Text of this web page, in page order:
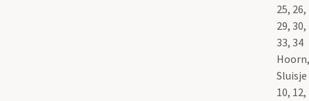
25,
29,
33, 34
Sluisje
10,